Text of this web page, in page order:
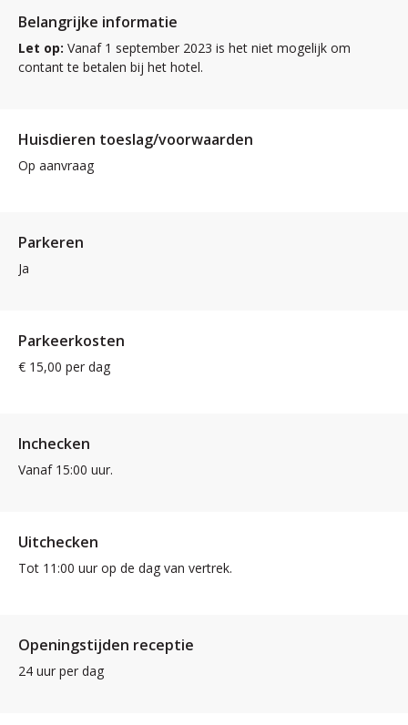
Belangrijke informatie
Let op: Vanaf 1 september 2023 is het niet mogelijk om
contant te betalen bij het hotel.
Huisdieren toeslag/voorwaarden
Op aanvraag
Parkeren
Ja
Parkeerkosten
€ 15,00 per dag
Inchecken
Vanaf 15:00 uur.
Uitchecken
Tot 11:00 uur op de dag van vertrek.
Openingstijden receptie
24 uur per dag